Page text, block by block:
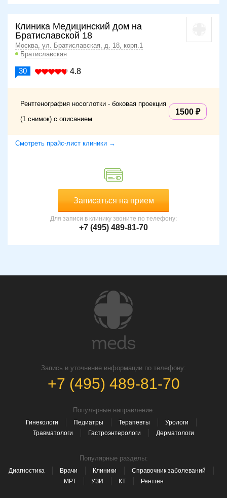
Клиника Медицинский дом на
Братиславской 18
Москва, ул. Братиславская, д. 18, корп.1
Братиславская
30 4.8
Рентгенография носоглотки - боковая проекция
(1 снимок) с описанием
1500
Смотреть прайс-лист клиники →
Записаться на прием
Для записи в клинику звоните по телефону:
+7 (495) 489-81-70
Запись и уточнение информации по телефону:
+7 (495) 489-81-70
Популярные направление:
Гинекологи Педиатры Терапевты
Урологи
Травматологи
Гастроэнтерологи Дерматологи
Популярные разделы:
Диагностика Врачи Клиники
Справочник заболеваний
МРТ
УЗИ КТ Рентген